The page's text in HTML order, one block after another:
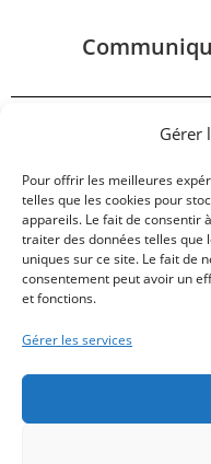
Gérer
Pour offrir les meilleures
telles que les cookies pour
appareils. Le fait de consentir
traiter des données telles que
uniques sur ce site. Le fait de
consentement peut avoir un
et fonctions.
Gérer les services
Vous pouvez partager
Veuillez partager cela